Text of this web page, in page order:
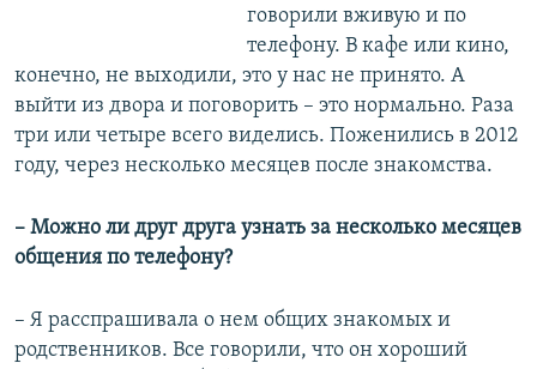
говорили вживую и по
телефону. В кафе или кино,
конечно, не выходили, это у нас не принято. А
выйти из двора и поговорить – это нормально. Раза
три или четыре всего виделись. Поженились в 2012
году, через несколько месяцев после знакомства.
– Можно ли друг друга узнать за несколько месяцев
общения по телефону?
– Я расспрашивала о нем общих знакомых и
родственников. Все говорили, что он хороший